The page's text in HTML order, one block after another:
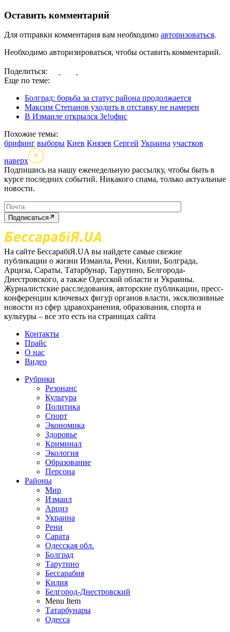
Оставить комментарий
Для отправки комментария вам необходимо авторизоваться.
Необходимо авторизироваться, чтобы оставить комментарий.
Поделиться:
Еще по теме:
Болград: борьба за статус района продолжается
Максим Степанов уходить в отставку не намерен
В Измаиле открылся Зе!офис
Похожие темы:
брифинг выборы Киев Князев Сергей Украина участков
наверх
Подпишись на нашу еженедельную рассылку, чтобы быть в
курсе последних событий. Никакого спама, только актуальные
новости.
Подписаться
На сайте БессарабіЯ.UA вы найдете самые свежие
публикации о жизни Измаила, Рени, Килии, Болграда,
Арциза, Сараты, Татарбунар, Тарутино, Белгорода-
Днестровского, а также Одесской области и Украины.
Журналистские расследования, авторские публикации, пресс-
конференции ключевых фигур органов власти, эксклюзивные
новости из сфер здравохранения, образования, спорта и
культуры – все это есть на страницах сайта
Контакты
Прайс
О нас
Видео
Рубрики
Резонанс
Культура
Политика
Спорт
Экономика
Здоровье
Криминал
Экология
Образование
Персона
Районы
Мир
Измаил
Арциз
Украина
Рени
Сарата
Одесская обл.
Болград
Тарутино
Бессарабия
Килия
Белгород-Днестровский
Menu Item
Татарбунары
Одесса